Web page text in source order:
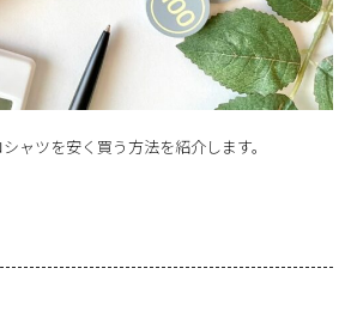
ャツを安く買う方法を紹介します。